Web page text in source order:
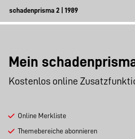
Mein
Kostenlos online
Online Merkliste
Themebereiche abonnieren